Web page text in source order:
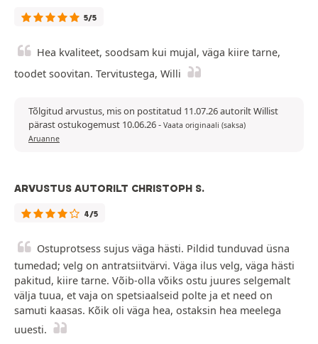
5/5
Hea kvaliteet, soodsam kui mujal, väga kiire tarne,
toodet soovitan. Tervitustega, Willi
Tõlgitud arvustus, mis on postitatud 11.07.26 autorilt Willist
pärast ostukogemust 10.06.26- Vaata originaali (saksa)
Aruanne
ARVUSTUS AUTORILT CHRISTOPH S.
4/5
Ostuprotsess sujus väga hästi. Pildid tunduvad üsna
tumedad; velg on antratsiitvärvi. Väga ilus velg, väga hästi
pakitud, kiire tarne. Võib-olla võiks ostu juures selgemalt
välja tuua, et vaja on spetsiaalseid polte ja et need on
samuti kaasas. Kõik oli väga hea, ostaksin hea meelega
uuesti.